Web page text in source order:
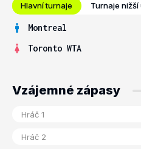
Hlavní turnaje Turnaje nižší
Montreal
Toronto WTA
Vzájemné zápasy